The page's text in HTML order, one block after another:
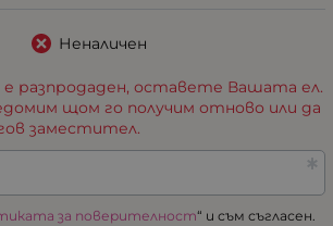
Неналичен
разпродаден, оставете Вашата ел.
щом го получим отново или да
заместител.
за поверителност“ и съм съгласен.